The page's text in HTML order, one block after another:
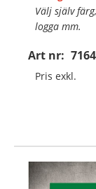
Art nr: 7164
Välj själv
logga mm.
Material:
material för
Pris exkl.